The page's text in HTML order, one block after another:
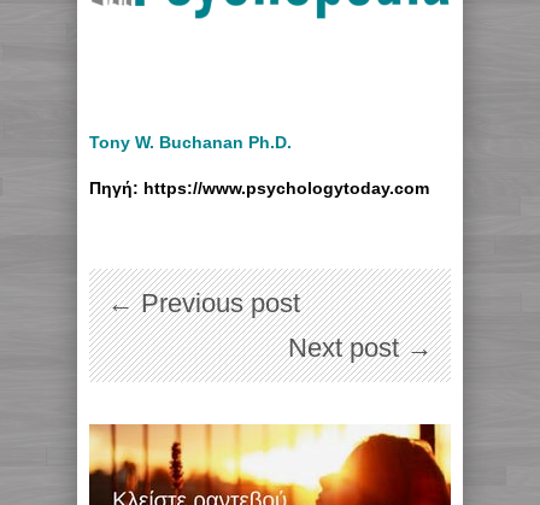
Tony W. Buchanan Ph.D.
Πηγή: https://www.psychologytoday.com
← Previous post
Next post →